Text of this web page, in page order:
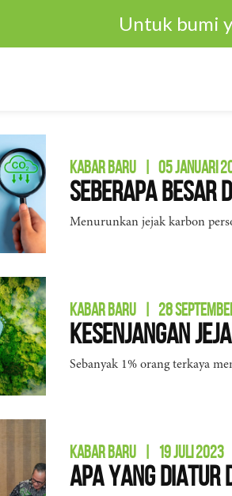
Untuk bumi
KABAR BARU 05 JANUARI
Seberapa Besar
Menurunkan jejak karbon
KABAR BARU 28
Kesenjangan
Sebanyak 1% orang terkaya
KABAR BARU 19 JULI 2023
Apa yang Diatur